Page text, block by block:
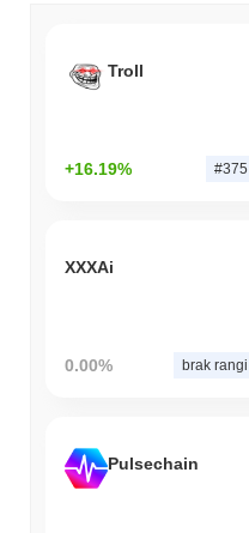
Troll
+16.19% #375
XXXAi
0.00% brak rangi
Pulsechain